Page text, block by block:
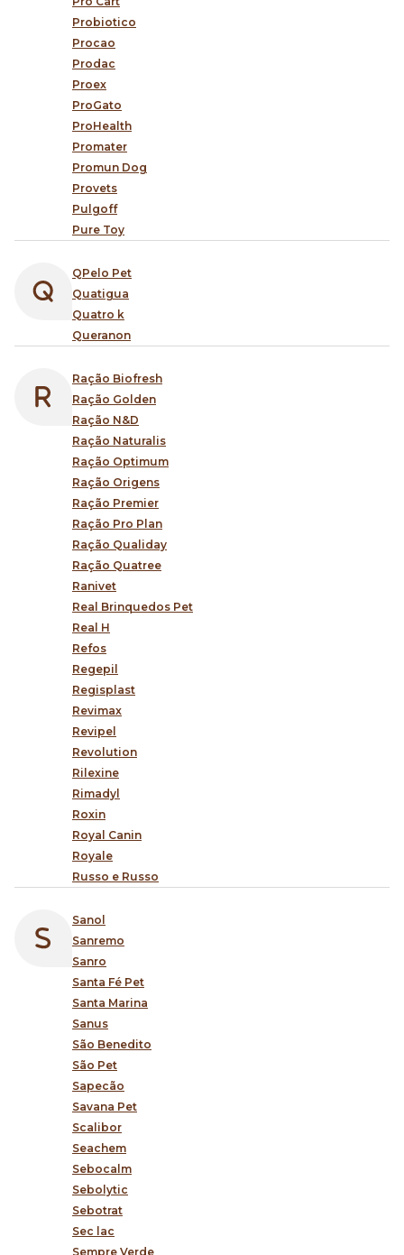
Probiotico
Procao
Prodac
Proex
ProGato
ProHealth
Promater
Promun Dog
Provets
Pulgoff
Pure Toy
QPelo Pet
Quatigua
Quatro k
Queranon
Ração Biofresh
Ração Golden
Ração N&D
Ração Naturalis
Ração Optimum
Ração Origens
Ração Premier
Ração Pro Plan
Ração Qualiday
Ração Quatree
Ranivet
Real Brinquedos Pet
Real H
Refos
Regepil
Regisplast
Revimax
Revipel
Revolution
Rilexine
Rimadyl
Roxin
Royal Canin
Royale
Russo e Russo
Sanol
Sanremo
Sanro
Santa Fé Pet
Santa Marina
Sanus
São Benedito
São Pet
Sapecão
Savana Pet
Scalibor
Seachem
Sebocalm
Sebolytic
Sebotrat
Sec lac
Sempre Verde